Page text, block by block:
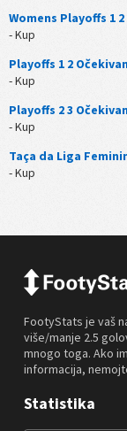
Womens Playoffs 1
- Kup
Playoffs 1 2
- Kup
Playoffs 2 3
- Kup
Taça da Liga
- Kup
FootyStats je vaš
više/manje 2.5
mnogo toga. Ako
informacija,
Statistika